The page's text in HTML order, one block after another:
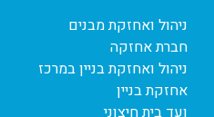
ניהול ואחזקת מבנים
חברת אחזקה
ניהול ואחזקת בניין במרכז
אחזקת בניין
ועד בית חיצוני